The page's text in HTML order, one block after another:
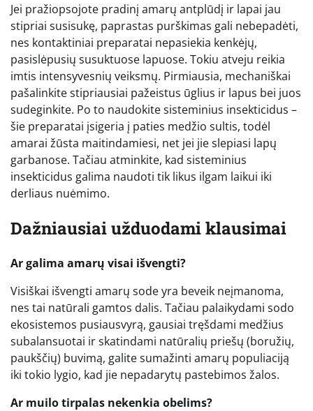
Jei pražiopsojote pradinį amarų antplūdį ir lapai jau
stipriai susisukę, paprastas purškimas gali nebepadėti,
nes kontaktiniai preparatai nepasiekia kenkėjų,
pasislėpusių susuktuose lapuose. Tokiu atveju reikia
imtis intensyvesnių veiksmų. Pirmiausia, mechaniškai
pašalinkite stipriausiai pažeistus ūglius ir lapus bei juos
sudeginkite. Po to naudokite sisteminius insekticidus –
šie preparatai įsigeria į paties medžio sultis, todėl
amarai žūsta maitindamiesi, net jei jie slepiasi lapų
garbanose. Tačiau atminkite, kad sisteminius
insekticidus galima naudoti tik likus ilgam laikui iki
derliaus nuėmimo.
Dažniausiai užduodami klausimai
Ar galima amarų visai išvengti?
Visiškai išvengti amarų sode yra beveik neįmanoma,
nes tai natūrali gamtos dalis. Tačiau palaikydami sodo
ekosistemos pusiausvyrą, gausiai tręšdami medžius
subalansuotai ir skatindami natūralių priešų (boružių,
paukščių) buvimą, galite sumažinti amarų populiaciją
iki tokio lygio, kad jie nepadarytų pastebimos žalos.
Ar muilo tirpalas nekenkia obelims?